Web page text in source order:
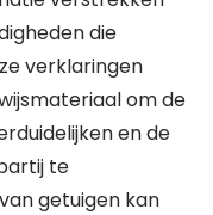
die
verklaringen
om de
en de
te
getuigen kan